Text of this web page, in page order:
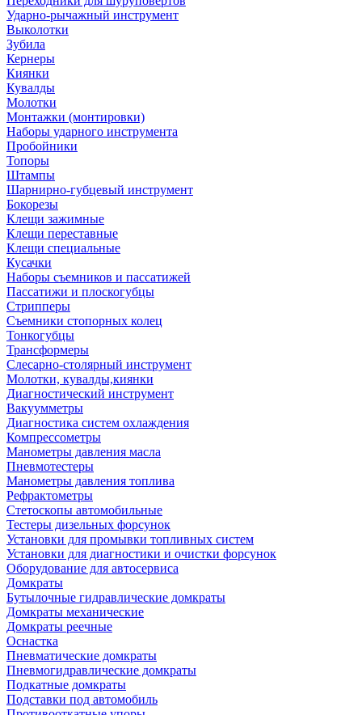
Ударно-рычажный инструмент
Выколотки
Зубила
Кернеры
Киянки
Кувалды
Молотки
Монтажки (монтировки)
Наборы ударного инструмента
Пробойники
Топоры
Штампы
Шарнирно-губцевый инструмент
Бокорезы
Клещи зажимные
Клещи переставные
Клещи специальные
Кусачки
Наборы съемников и пассатижей
Пассатижи и плоскогубцы
Стрипперы
Съемники стопорных колец
Тонкогубцы
Трансформеры
Слесарно-столярный инструмент
Молотки, кувалды,киянки
Диагностический инструмент
Вакуумметры
Диагностика систем охлаждения
Компрессометры
Манометры давления масла
Пневмотестеры
Манометры давления топлива
Рефрактометры
Стетоскопы автомобильные
Тестеры дизельных форсунок
Установки для промывки топливных систем
Установки для диагностики и очистки форсунок
Оборудование для автосервиса
Домкраты
Бутылочные гидравлические домкраты
Домкраты механические
Домкраты реечные
Оснастка
Пневматические домкраты
Пневмогидравлические домкраты
Подкатные домкраты
Подставки под автомобиль